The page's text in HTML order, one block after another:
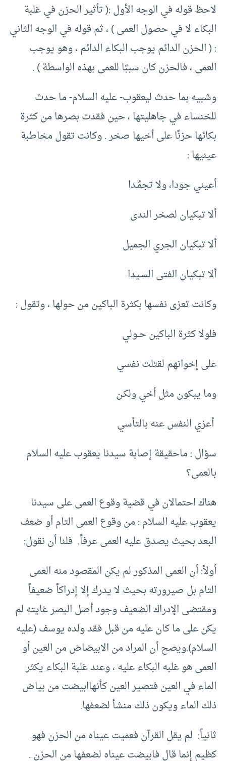
لاحظ قوله في الوجه الأول :( تأثير الحزن في غلبة
البكاء لا في حصول العمى ) ، ثم قوله في الوجه الثاني
: ( الحزن الدائم يوجب البكاء الدائم ، وهو يوجب
العمى ، فالحزن كان سببًا للعمى بهذه الواسطة ) .
وشبيه بما حدث ليعقوب- عليه السلام- ما حدث
للخنساء في جاهليتها ، حين فقدت بصرها من كثرة
بكائها حزنًا على أخيها صخر . وكانت تقول مخاطبة
عينيها :
أعيني جودا، ولا تجمُـدا
ألا تبكيان لصخر الندى
ألا تبكيان الجري الجميل
ألا تبكيان الفتى السـيدا
وكانت تعزى نفسها بكثرة الباكين من حولها ، وتقول :
فلولا كثرة الباكين حــولي
على إخوانهم لقتلت نفسي
وما يبكون مثل أخي ولكـن
أعزي النفس عنه بالتأسي
سؤال : ماحقيقة إصابة سيدنا يعقوب عليه السلام
بالعمى؟
هناك احتمالان في قضية وقوع العمى على سيدنا
يعقوب عليه السلام : من وقوع العمى التام أو ضعف
البعد بحيث يصدق عليه العمى عرفاً. فلنا أن نقول:
أولاً: أن العمى المذكور لم يكن المقصود منه العمى
التام بل صيرورته بحيث لا يدرك إلا إدراكاً ضعيفاً
ومقتضى الإدراك الضعيف وجود أصل البصر غايته لم
يكن على ما كان عليه من قبل فقد ولده يوسف (عليه
السلام).ويصح أن المراد من الابيضاض من العين أو
العمى هو غلبه البكاء عليه ، وعند غلبة البكاء يكثر
الماء في العين فتصير العين كأنهاابيضت من بياض
ذلك الماء ويكون ذلك منشأ لضعفها.
ثانياً: لم يقل القرآن فعميت عيناه من الحزن فهو
كظيم إنما قال فابيضت عيناه لضعفها من الحزن .